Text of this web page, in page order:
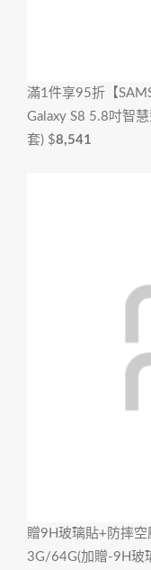
滿1件享95折 【
Galaxy S8 5.8吋智
套) $8,541
贈9H玻璃貼+防摔空
3G/64G(加贈-9H玻